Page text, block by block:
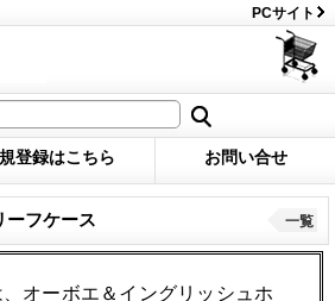
PCサイト
登録はこちら お問い合せ
ーフケース
、オーボエ＆イングリッシュホ
一覧